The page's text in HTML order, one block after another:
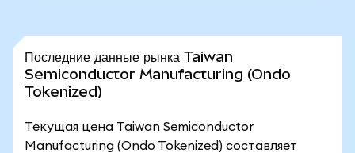
Последние данные рынка Taiwan
Semiconductor Manufacturing (Ondo
Tokenized)
Текущая цена Taiwan Semiconductor
Manufacturing (Ondo Tokenized) составляет